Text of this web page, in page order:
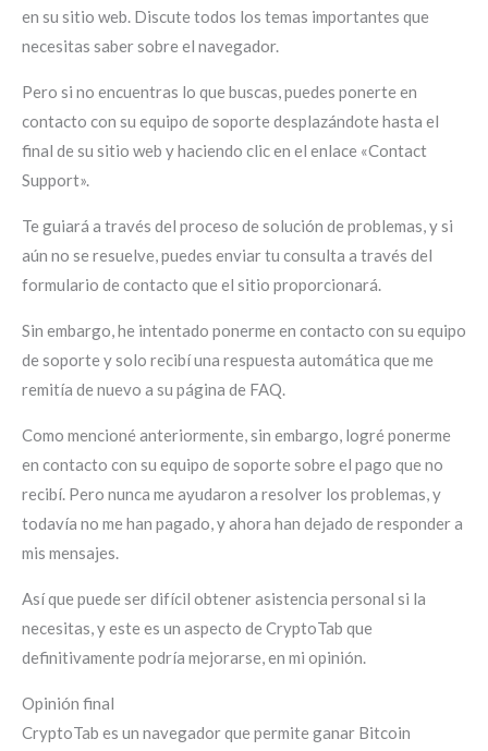
en su sitio web. Discute todos los temas importantes que
necesitas saber sobre el navegador.
Pero si no encuentras lo que buscas, puedes ponerte en
contacto con su equipo de soporte desplazándote hasta el
final de su sitio web y haciendo clic en el enlace «Contact
Support».
Te guiará a través del proceso de solución de problemas, y si
aún no se resuelve, puedes enviar tu consulta a través del
formulario de contacto que el sitio proporcionará.
Sin embargo, he intentado ponerme en contacto con su equipo
de soporte y solo recibí una respuesta automática que me
remitía de nuevo a su página de FAQ.
Como mencioné anteriormente, sin embargo, logré ponerme
en contacto con su equipo de soporte sobre el pago que no
recibí. Pero nunca me ayudaron a resolver los problemas, y
todavía no me han pagado, y ahora han dejado de responder a
mis mensajes.
Así que puede ser difícil obtener asistencia personal si la
necesitas, y este es un aspecto de CryptoTab que
definitivamente podría mejorarse, en mi opinión.
Opinión final
CryptoTab es un navegador que permite ganar Bitcoin